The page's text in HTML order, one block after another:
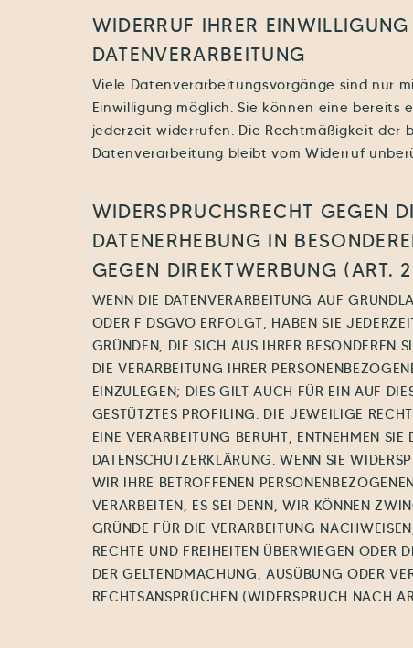
WIDERRUF IHRER
DATENVERARBEITUNG
Viele Datenverarbeitungsvorgänge sind nur
Einwilligung möglich. Sie können eine bereits
jederzeit widerrufen. Die Rechtmäßigkeit der
Datenverarbeitung bleibt vom Widerruf
WIDERSPRUCHSRECHT GEGEN
DATENERHEBUNG IN
GEGEN DIREKTWERBUNG (ART.
WENN DIE DATENVERARBEITUNG AUF
ODER F DSGVO ERFOLGT, HABEN SIE
GRÜNDEN, DIE SICH AUS IHRER BESONDEREN
DIE VERARBEITUNG IHRER
EINZULEGEN; DIES GILT AUCH FÜR EIN AUF
GESTÜTZTES PROFILING. DIE JEWEILIGE
EINE VERARBEITUNG BERUHT, ENTNEHMEN SIE
DATENSCHUTZERKLÄRUNG. WENN SIE
WIR IHRE BETROFFENEN
VERARBEITEN, ES SEI DENN, WIR KÖNNEN
GRÜNDE FÜR DIE VERARBEITUNG
RECHTE UND FREIHEITEN ÜBERWIEGEN ODER
DER GELTENDMACHUNG, AUSÜBUNG ODER
RECHTSANSPRÜCHEN (WIDERSPRUCH NACH